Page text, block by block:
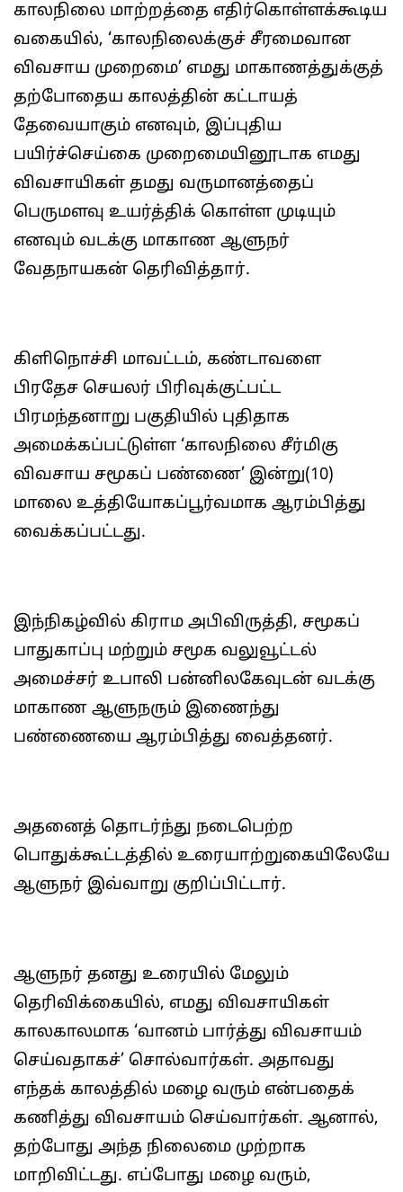
காலநிலை மாற்றத்தை எதிர்கொள்ளக்கூடிய
வகையில், ‘காலநிலைக்குச் சீரமைவான
விவசாய முறைமை’ எமது மாகாணத்துக்குத்
தற்போதைய காலத்தின் கட்டாயத்
தேவையாகும் எனவும், இப்புதிய
பயிர்ச்செய்கை முறைமையினூடாக எமது
விவசாயிகள் தமது வருமானத்தைப்
பெருமளவு உயர்த்திக் கொள்ள முடியும்
எனவும் வடக்கு மாகாண ஆளுநர்
வேதநாயகன் தெரிவித்தார்.
கிளிநொச்சி மாவட்டம், கண்டாவளை
பிரதேச செயலர் பிரிவுக்குட்பட்ட
பிரமந்தனாறு பகுதியில் புதிதாக
அமைக்கப்பட்டுள்ள ‘காலநிலை சீர்மிகு
விவசாய சமூகப் பண்ணை’ இன்று(10)
மாலை உத்தியோகப்பூர்வமாக ஆரம்பித்து
வைக்கப்பட்டது.
இந்நிகழ்வில் கிராம அபிவிருத்தி, சமூகப்
பாதுகாப்பு மற்றும் சமூக வலுவூட்டல்
அமைச்சர் உபாலி பன்னிலகேவுடன் வடக்கு
மாகாண ஆளுநரும் இணைந்து
பண்ணையை ஆரம்பித்து வைத்தனர்.
அதனைத் தொடர்ந்து நடைபெற்ற
பொதுக்கூட்டத்தில் உரையாற்றுகையிலேயே
ஆளுநர் இவ்வாறு குறிப்பிட்டார்.
ஆளுநர் தனது உரையில் மேலும்
தெரிவிக்கையில், எமது விவசாயிகள்
காலகாலமாக ‘வானம் பார்த்து விவசாயம்
செய்வதாகச்’ சொல்வார்கள். அதாவது
எந்தக் காலத்தில் மழை வரும் என்பதைக்
கணித்து விவசாயம் செய்வார்கள். ஆனால்,
தற்போது அந்த நிலைமை முற்றாக
மாறிவிட்டது. எப்போது மழை வரும்,